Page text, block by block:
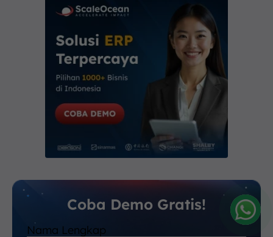
Coba Demo Gratis!
Nama Lengkap